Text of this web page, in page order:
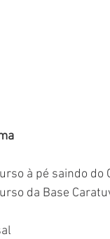
à pé saindo do
da Base